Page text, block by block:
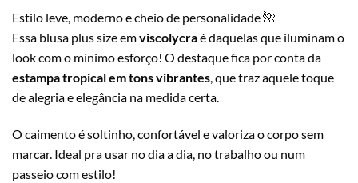
Estilo leve, moderno e cheio de personalidade 🌺
Essa blusa plus size emviscolycraé daquelas que iluminam o
look com o mínimo esforço! O destaque fica por conta da
estampa tropical em tons vibrantes, que traz aquele toque
de alegria e elegância na medida certa.
O caimento é soltinho, confortável e valoriza o corpo sem
marcar. Ideal pra usar no dia a dia, no trabalho ou num
passeio com estilo!